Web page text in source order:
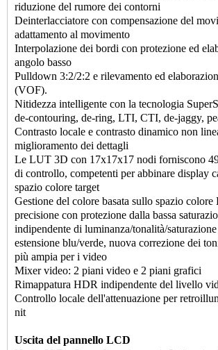
riduzione del rumore dei contorni
Deinterlacciatore con compensazione del
adattamento al movimento
Interpolazione dei bordi con protezione ed
angolo basso
Pulldown 3:2/2:2 e rilevamento ed
(VOF).
Nitidezza intelligente con la tecnologia
de-contouring, de-ring, LTI, CTI, de-jaggy,
Contrasto locale e contrasto dinamico non
miglioramento dei dettagli
Le LUT 3D con 17x17x17 nodi forniscono
di controllo, competenti per abbinare display
spazio colore target
Gestione del colore basata sullo spazio colore
precisione con protezione dalla bassa
indipendente di luminanza/tonalità/
estensione blu/verde, nuova correzione dei
più ampia per i video
Mixer video: 2 piani video e 2 piani grafici
Rimappatura HDR indipendente del livello
Controllo locale dell'attenuazione per
nit
Uscita del pannello LCD